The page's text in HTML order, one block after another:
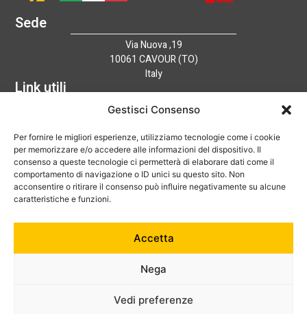
Gestisci Consenso
Per fornire le migliori esperienze, utilizziamo tecnologie come i cookie
per memorizzare e/o accedere alle informazioni del dispositivo. Il
consenso a queste tecnologie ci permetterà di elaborare dati come il
comportamento di navigazione o ID unici su questo sito. Non
acconsentire o ritirare il consenso può influire negativamente su alcune
caratteristiche e funzioni.
Accetta
Nega
Vedi preferenze
Sede
Via Nuova ,19
10061 CAVOUR (TO)
Italy
Link utili
Home
Catalogo
Tecnologia
News
Contatti
Hai bisogno di aiuto?
+39 0121 600752
info@australian-srl.com